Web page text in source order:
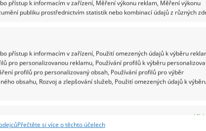
přístup k informacím v zařízení, Měření výkonu reklam, Měření výkonu
publiku prostřednictvím statistik nebo kombinací údajů z různých
přístup k informacím v zařízení, Použití omezených údajů k výběru
pro personalizovanou reklamu, Používání profilů k výběru
profilů pro personalizovaný obsah, Používání profilů pro výběr
obsahu, Rozvoj a zlepšování služeb, Použití omezených údajů k
Přečtěte si více o těchto účelech
okrese Rakovník, kde si už před více než
nejde o chalupu jen tak ledajakou.
už od roku 1780. Pod rukama Romana